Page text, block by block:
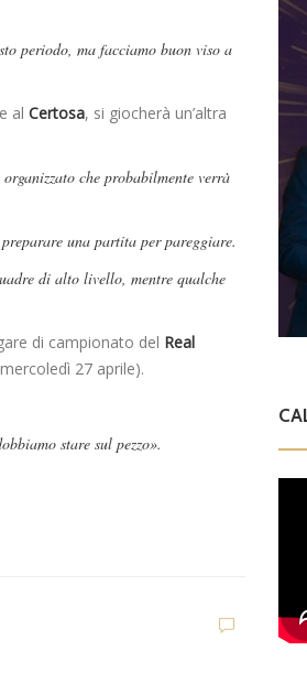
periodo, ma facciamo buon viso a
al Certosa, si giocherà un’altra
che probabilmente verrà
una partita per pareggiare.
di alto livello, mentre qualche
di campionato del Real
27 aprile).
stare sul pezzo».
sosta: Busat